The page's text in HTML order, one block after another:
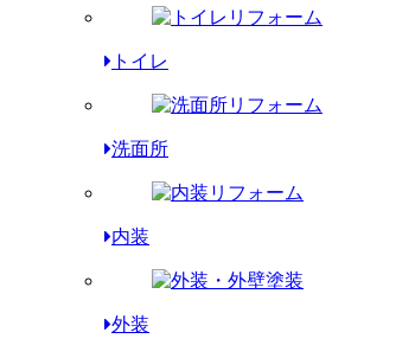
トイレ
洗面所
内装
外装